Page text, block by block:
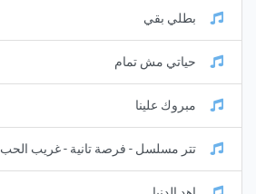
بطلي بقي
حياتي مش تمام
مبروك علينا
تتر مسلسل - فرصة تانية - غريب الحب